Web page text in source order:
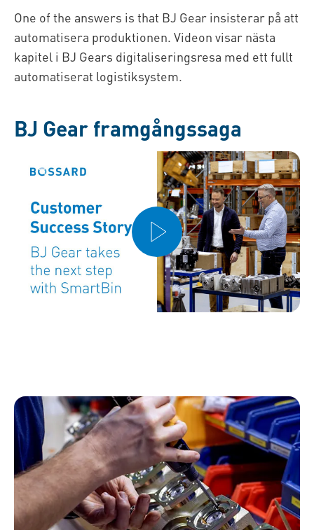
One of the answers is that BJ Gear insisterar på att
automatisera produktionen. Videon visar nästa
kapitel i BJ Gears digitaliseringsresa med ett fullt
automatiserat logistiksystem.
BJ Gear framgångssaga